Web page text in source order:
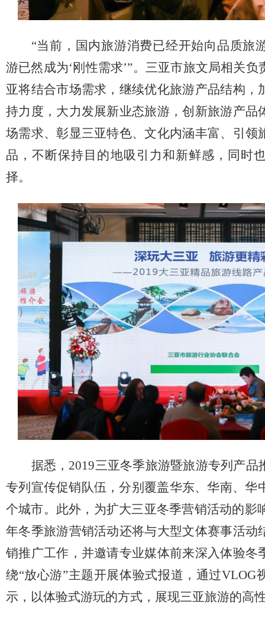
“当前，国内旅游消费已经开始向品质旅
游已然成为‘刚性需求’”。三亚市旅文局相关
亚将结合市场需求，继续优化旅游产品结构，
持力度，大力发展新业态旅游，创新旅游产品
场需求、彰显三亚特色、文化内涵丰富、引领
品，不断保持目的地吸引力和新鲜感，同时
择。
据悉，2019三亚冬季旅游暨旅游专列产品
专列宣传促销队伍，分别覆盖华东、华南、华
个城市。此外，为扩大三亚冬季营销活动的影
年冬季旅游营销活动还将与大型文体赛事活动
销推广工作，并邀请专业媒体前来深入体验冬
绕“放心游”主题开展体验式报道，通过VLOG
示，以体验式游玩的方式，展现三亚旅游的高